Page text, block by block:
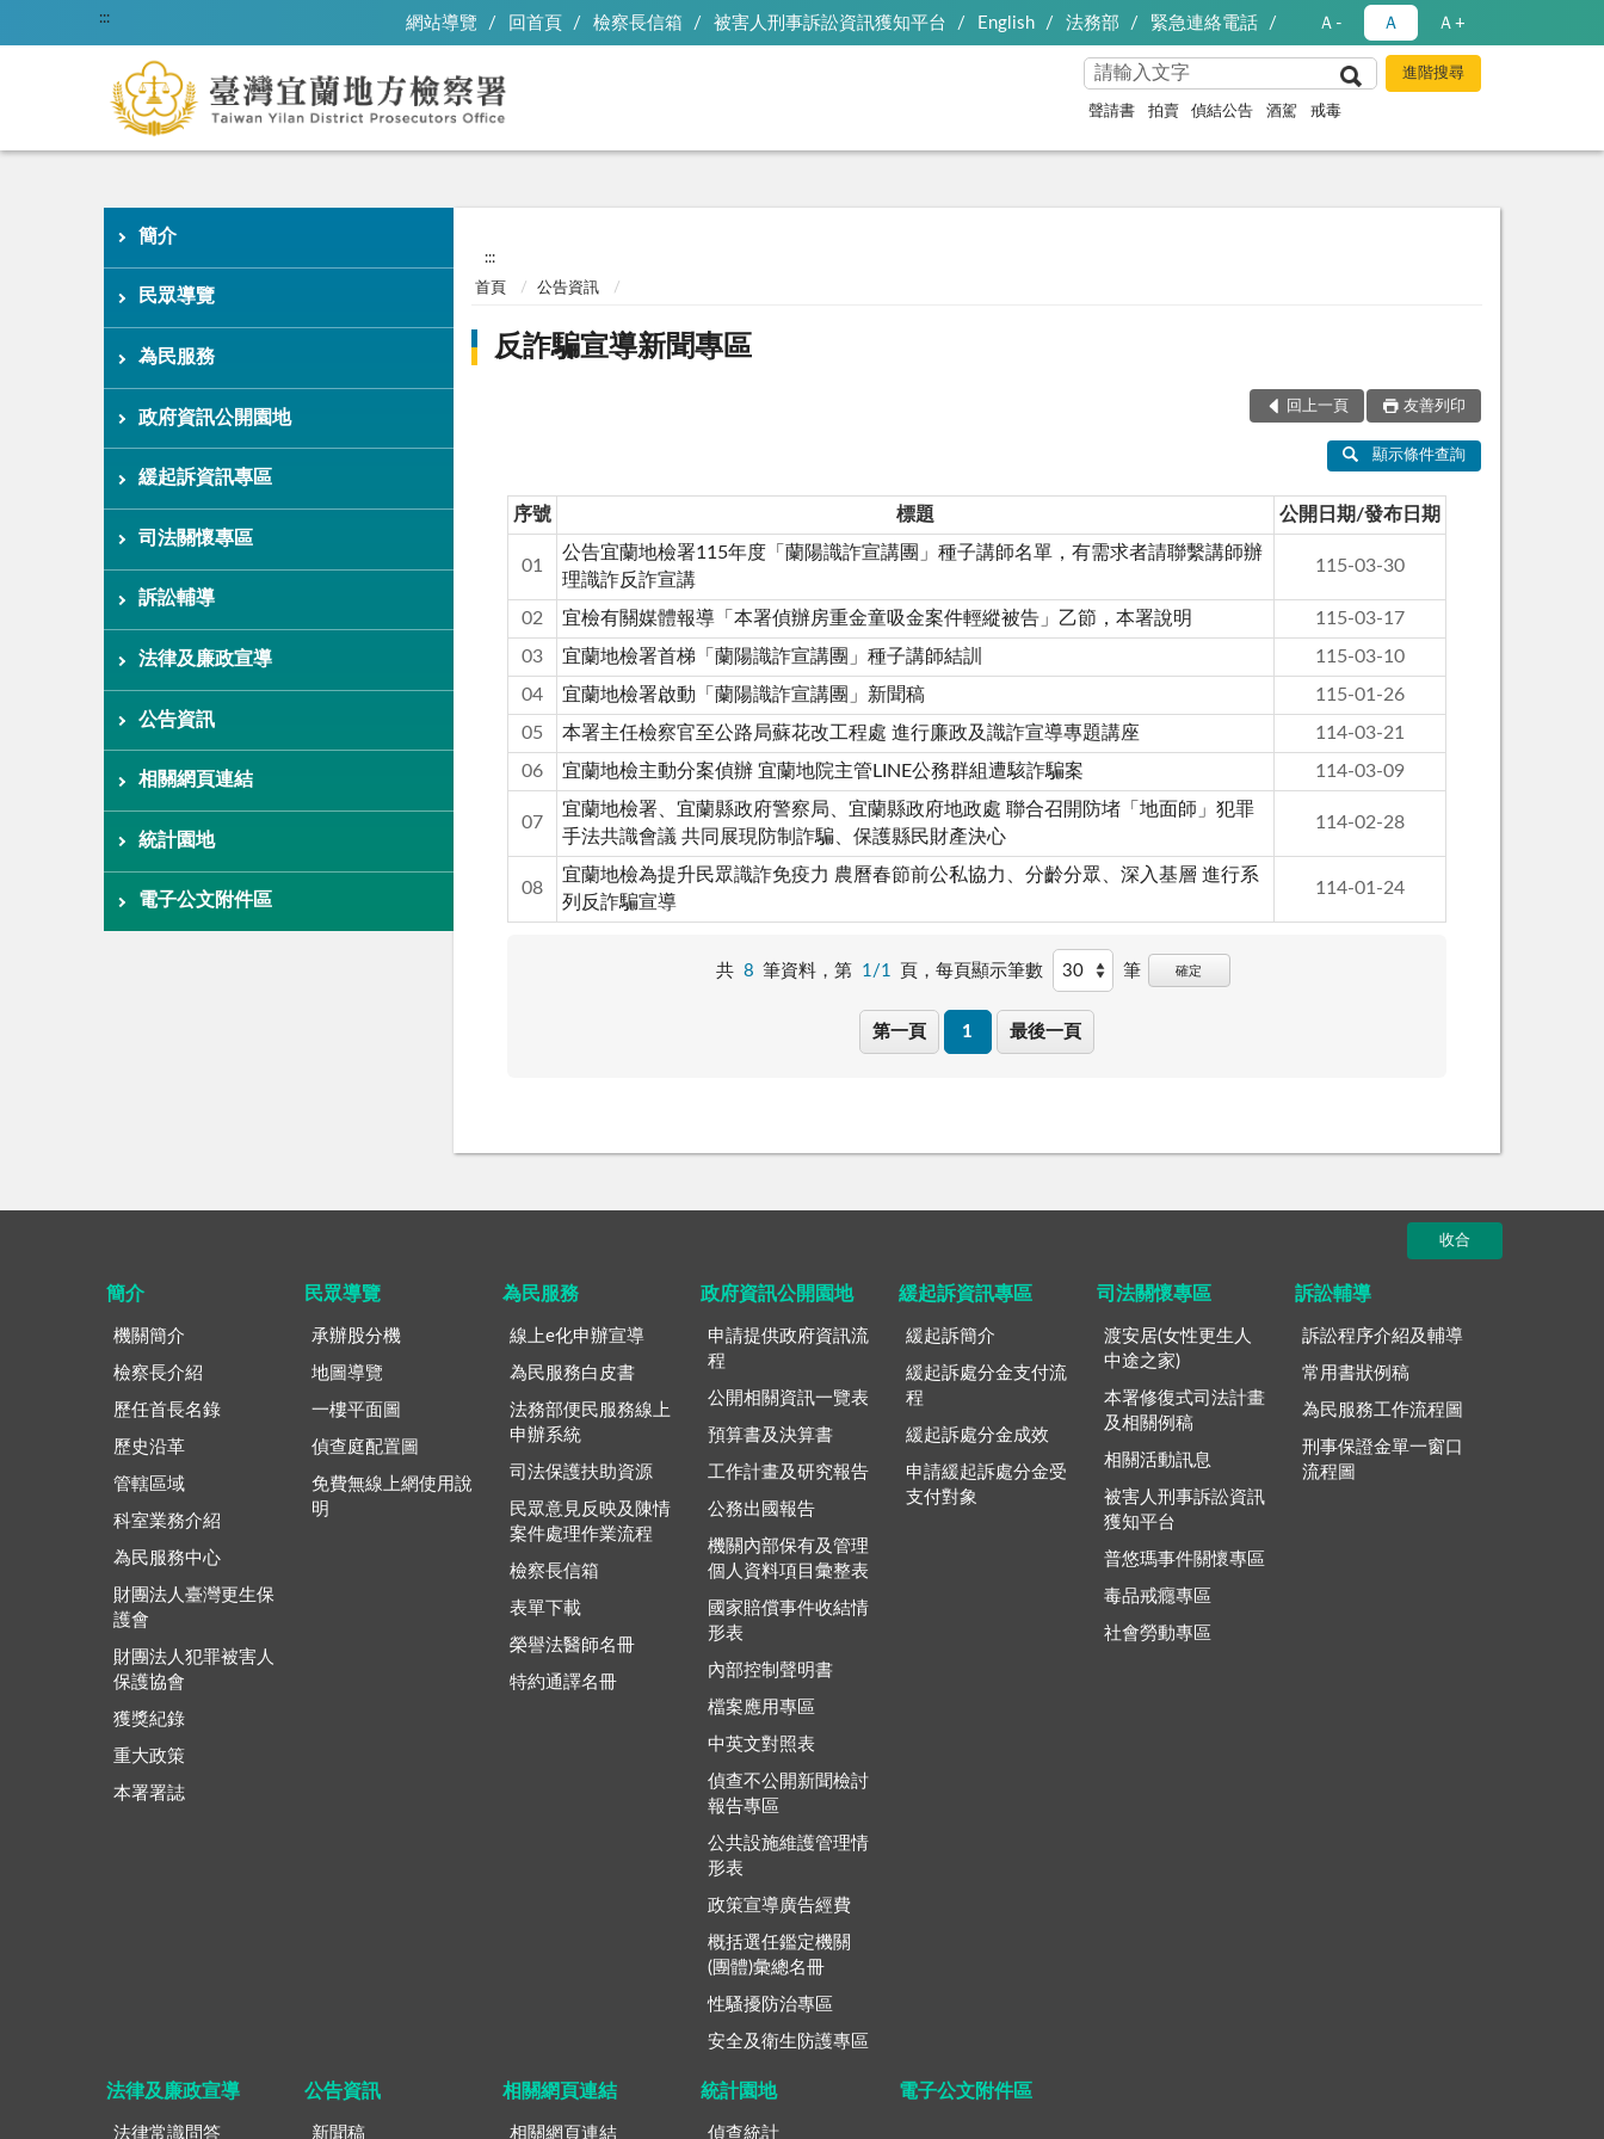
::: 網站導覽 回首頁 檢察長信箱 被害人刑事訴訟資訊獲知平台 English 法務部 緊急連絡電話 Ａ- Ａ Ａ+
聲請書 拍賣 偵結公告 酒駕 戒毒
簡介
民眾導覽
為民服務
政府資訊公開園地
緩起訴資訊專區
司法關懷專區
訴訟輔導
法律及廉政宣導
公告資訊
相關網頁連結
統計園地
電子公文附件區
:::
首頁 公告資訊
反詐騙宣導新聞專區
回上一頁 友善列印
顯示條件查詢
序號 標題 公開日期/發布日期
01
公告宜蘭地檢署115年度「蘭陽識詐宣講團」種子講師名單，有需求者請聯繫講師辦
理識詐反詐宣講
115-03-30
02 宜檢有關媒體報導「本署偵辦房重金童吸金案件輕縱被告」乙節，本署說明
115-03-17
03
宜蘭地檢署首梯「蘭陽識詐宣講團」種子講師結訓
115-03-10
04
宜蘭地檢署啟動「蘭陽識詐宣講團」新聞稿
115-01-26
05
本署主任檢察官至公路局蘇花改工程處 進行廉政及識詐宣導專題講座
114-03-21
06
宜蘭地檢主動分案偵辦 宜蘭地院主管LINE公務群組遭駭詐騙案 114-03-09
07
宜蘭地檢署、宜蘭縣政府警察局、宜蘭縣政府地政處 聯合召開防堵「地面師」犯罪
手法共識會議 共同展現防制詐騙、保護縣民財產決心
114-02-28
08
宜蘭地檢為提升民眾識詐免疫力 農曆春節前公私協力、分齡分眾、深入基層 進行系
列反詐騙宣導
114-01-24
共 8 筆資料，第 1/1 頁，每頁顯示筆數 筆 確定
第一頁 1 最後一頁
收合
簡介
機關簡介
檢察長介紹
歷任首長名錄
歷史沿革
管轄區域
科室業務介紹
為民服務中心
財團法人臺灣更生保
護會
財團法人犯罪被害人
保護協會
獲獎紀錄
重大政策
本署署誌
民眾導覽
承辦股分機
地圖導覽
一樓平面圖
偵查庭配置圖
免費無線上網使用說
明
為民服務
線上e化申辦宣導
為民服務白皮書
法務部便民服務線上
申辦系統
司法保護扶助資源
民眾意見反映及陳情
案件處理作業流程
檢察長信箱
表單下載
榮譽法醫師名冊
特約通譯名冊
政府資訊公開園地
申請提供政府資訊流
程
公開相關資訊一覽表
預算書及決算書
工作計畫及研究報告
公務出國報告
機關內部保有及管理
個人資料項目彙整表
國家賠償事件收結情
形表
內部控制聲明書
檔案應用專區
中英文對照表
偵查不公開新聞檢討
報告專區
公共設施維護管理情
形表
政策宣導廣告經費
概括選任鑑定機關
(團體)彙總名冊
性騷擾防治專區
安全及衛生防護專區
緩起訴資訊專區
緩起訴簡介
緩起訴處分金支付流
程
緩起訴處分金成效
申請緩起訴處分金受
支付對象
司法關懷專區
渡安居(女性更生人
中途之家)
本署修復式司法計畫
及相關例稿
相關活動訊息
被害人刑事訴訟資訊
獲知平台
普悠瑪事件關懷專區
毒品戒癮專區
社會勞動專區
訴訟輔導
訴訟程序介紹及輔導
常用書狀例稿
為民服務工作流程圖
刑事保證金單一窗口
流程圖
法律及廉政宣導
法律常識問答
公告資訊
新聞稿
相關網頁連結
相關網頁連結
統計園地
偵查統計
電子公文附件區